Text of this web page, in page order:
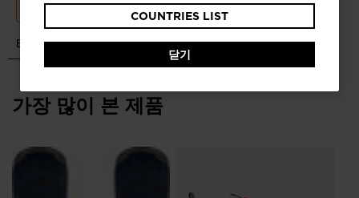
website
version
for
대
COUNTRIES LIST
닫기
가장 많이 본 제품